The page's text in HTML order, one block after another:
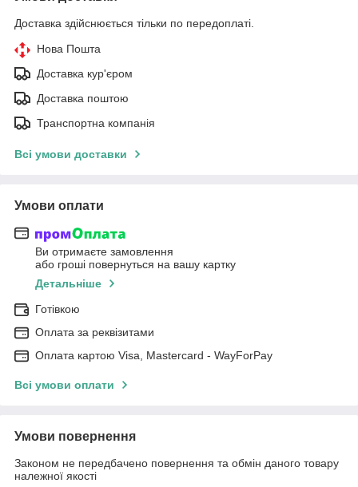
Доставка здійснюється тільки по передоплаті.
Нова Пошта
Доставка кур'єром
Доставка поштою
Транспортна компанія
Всі умови доставки
Умови оплати
Ви отримаєте замовлення
або гроші повернуться на вашу картку
Детальніше
Готівкою
Оплата за реквізитами
Оплата картою Visa, Mastercard - WayForPay
Всі умови оплати
Умови повернення
Законом не передбачено повернення та обмін даного товару
належної якості